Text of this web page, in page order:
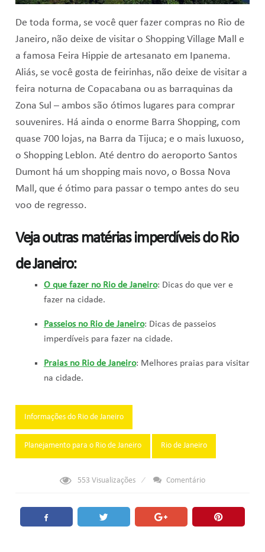
De toda forma, se você quer fazer compras no Rio de
Janeiro, não deixe de visitar o Shopping Village Mall e
a famosa Feira Hippie de artesanato em Ipanema.
Aliás, se você gosta de feirinhas, não deixe de visitar a
feira noturna de Copacabana ou as barraquinas da
Zona Sul – ambos são ótimos lugares para comprar
souvenires. Há ainda o enorme Barra Shopping, com
quase 700 lojas, na Barra da Tijuca; e o mais luxuoso,
o Shopping Leblon. Até dentro do aeroporto Santos
Dumont há um shopping mais novo, o Bossa Nova
Mall, que é ótimo para passar o tempo antes do seu
voo de regresso.
Veja outras matérias imperdíveis do Rio
de Janeiro:
O que fazer no Rio de Janeiro: Dicas do que ver e
fazer na cidade.
Passeios no Rio de Janeiro: Dicas de passeios
imperdíveis para fazer na cidade.
Praias no Rio de Janeiro: Melhores praias para visitar
na cidade.
Tags:
Informações do Rio de Janeiro
Planejamento para o Rio de Janeiro Rio de Janeiro
553Visualizações Comentário